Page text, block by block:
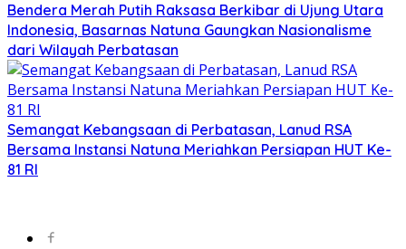
Bendera Merah Putih Raksasa Berkibar di Ujung Utara
Indonesia, Basarnas Natuna Gaungkan Nasionalisme
dari Wilayah Perbatasan
Semangat Kebangsaan di Perbatasan, Lanud RSA
Bersama Instansi Natuna Meriahkan Persiapan HUT Ke-
81 RI